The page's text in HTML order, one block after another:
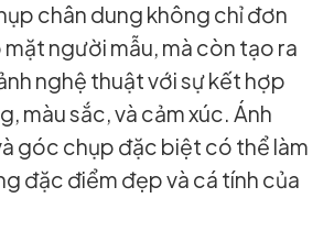
chân dung không chỉ đơn
mặt người mẫu, mà còn tạo ra
nghệ thuật với sự kết hợp
màu sắc, và cảm xúc. Ánh
góc chụp đặc biệt có thể làm
đặc điểm đẹp và cá tính của